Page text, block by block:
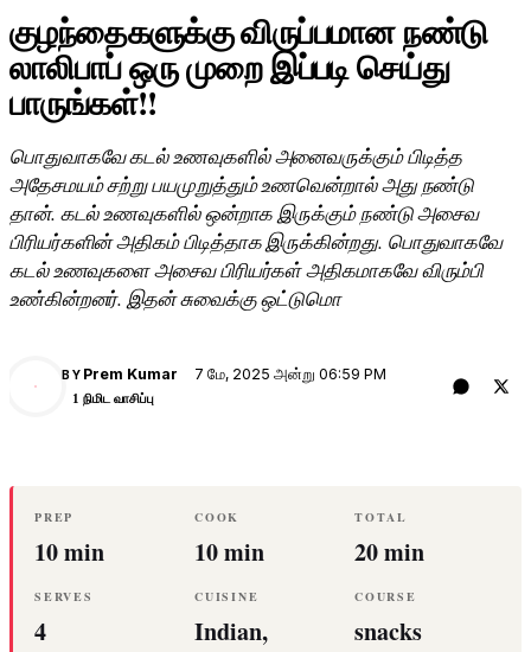
குழந்தைகளுக்கு விருப்பமான நண்டு
லாலிபாப் ஒரு முறை இப்படி செய்து
பாருங்கள்!!
பொதுவாகவே கடல் உணவுகளில் அனைவருக்கும் பிடித்த
அதேசமயம் சற்று பயமுறுத்தும் உணவென்றால் அது நண்டு
தான். கடல் உணவுகளில் ஒன்றாக இருக்கும் நண்டு அசைவ
பிரியர்களின் அதிகம் பிடித்தாக இருக்கின்றது. பொதுவாகவே
கடல் உணவுகளை அசைவ பிரியர்கள் அதிகமாகவே விரும்பி
உண்கின்றனர். இதன் சுவைக்கு ஒட்டுமொ
PK
BY Prem Kumar 7 மே, 2025 அன்று 06:59 PM
1 நிமிட வாசிப்பு
PREP
10 min
COOK
10 min
TOTAL
20 min
SERVES
4
CUISINE
Indian,
COURSE
snacks